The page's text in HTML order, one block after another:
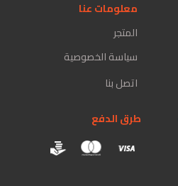
معلومات عنا
المتجر
سياسة الخصوصية
اتصل بنا
طرق الدفع